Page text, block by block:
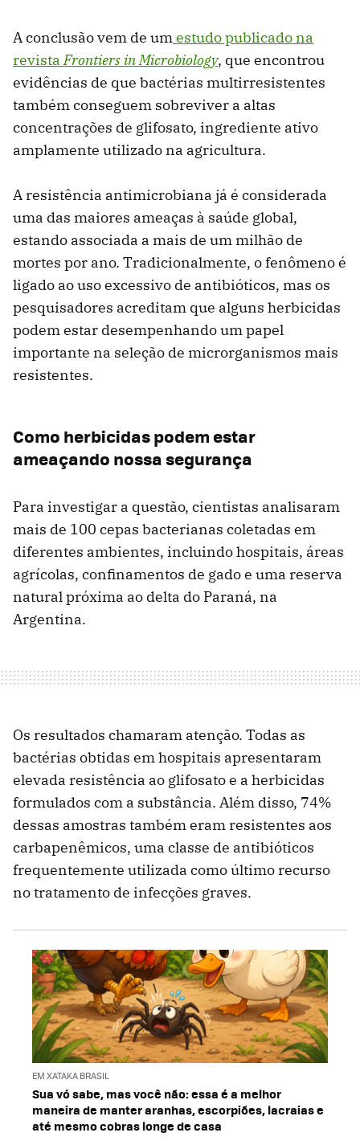
A conclusão vem de umestudo publicado na
revistaFrontiers in Microbiology, que encontrou
evidências de que bactérias multirresistentes
também conseguem sobreviver a altas
concentrações de glifosato, ingrediente ativo
amplamente utilizado na agricultura.
A resistência antimicrobiana já é considerada
uma das maiores ameaças à saúde global,
estando associada a mais de um milhão de
mortes por ano. Tradicionalmente, o fenômeno é
ligado ao uso excessivo de antibióticos, mas os
pesquisadores acreditam que alguns herbicidas
podem estar desempenhando um papel
importante na seleção de microrganismos mais
resistentes.
Como herbicidas podem estar
ameaçando nossa segurança
Para investigar a questão, cientistas analisaram
mais de 100 cepas bacterianas coletadas em
diferentes ambientes, incluindo hospitais, áreas
agrícolas, confinamentos de gado e uma reserva
natural próxima ao delta do Paraná, na
Argentina.
Os resultados chamaram atenção. Todas as
bactérias obtidas em hospitais apresentaram
elevada resistência ao glifosato e a herbicidas
formulados com a substância. Além disso, 74%
dessas amostras também eram resistentes aos
carbapenêmicos, uma classe de antibióticos
frequentemente utilizada como último recurso
no tratamento de infecções graves.
EM XATAKA BRASIL
Sua vó sabe, mas você não: essa é a melhor
maneira de manter aranhas, escorpiões, lacraias e
até mesmo cobras longe de casa